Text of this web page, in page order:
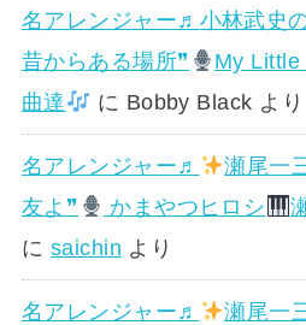
名アレンジャー♬ 小林武史
昔からある場所❞
My Little
曲達
に Bobby Black より
名アレンジャー♬ 瀬尾一
友よ❞
かまやつヒロシ
に saichin より
名アレンジャー♬ 瀬尾一